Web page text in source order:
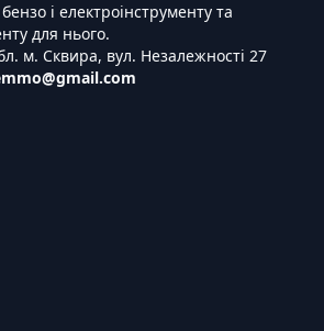
і електроінструменту та
для нього.
м. Сквира, вул. Незалежності 27